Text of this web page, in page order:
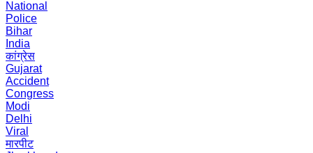
National
Police
Bihar
India
कांग्रेस
Gujarat
Accident
Congress
Modi
Delhi
Viral
मारपीट